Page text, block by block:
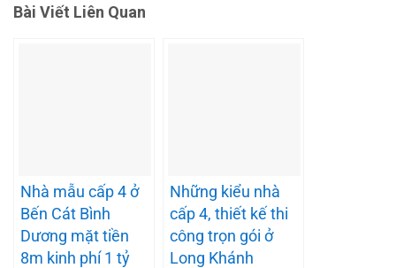
Bài Viết Liên Quan
Nhà mẫu cấp 4 ở
Bến Cát Bình
Dương mặt tiền
8m kinh phí 1 tỷ
Những kiểu nhà
cấp 4, thiết kế thi
công trọn gói ở
Long Khánh